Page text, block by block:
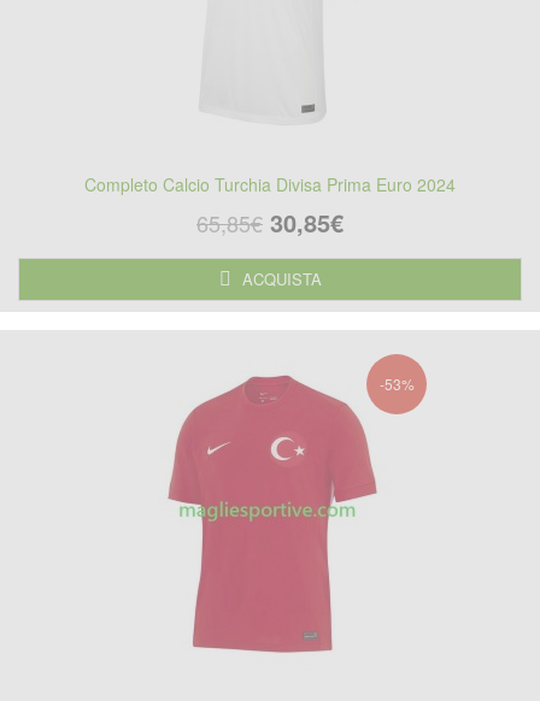
Completo Calcio Turchia Divisa Prima Euro 2024
65,85€ 30,85€
ACQUISTA
-53%